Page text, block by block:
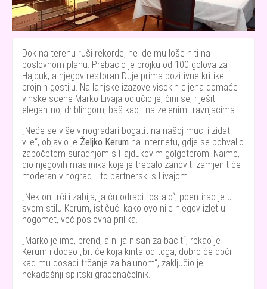
Dok na terenu ruši rekorde, ne ide mu loše niti na
poslovnom planu. Prebacio je brojku od 100 golova za
Hajduk, a njegov restoran Duje prima pozitivne kritike
brojnih gostiju. Na lanjske izazove visokih cijena domaće
vinske scene Marko Livaja odlučio je, čini se, riješiti
elegantno, driblingom, baš kao i na zelenim travnjacima.
Neće se više vinogradari bogatit na našoj muci i ziđat
vile , objavio je Željko Kerum na internetu, gdje se pohvalio
započetom suradnjom s Hajdukovim golgeterom. Naime,
dio njegovih maslinika koje je trebalo zanoviti zamjenit će
moderan vinograd. I to partnerski s Livajom.
Nek on trči i zabija, ja ću odradit ostalo , poentirao je u
svom stilu Kerum, ističući kako ovo nije njegov izlet u
nogomet, već poslovna prilika.
Marko je ime, brend, a ni ja nisan za bacit , rekao je
Kerum i dodao
bit će koja kinta od toga, dobro će doći
kad mu dosadi trčanje za balunom , zaključio je
nekadašnji splitski gradonačelnik.